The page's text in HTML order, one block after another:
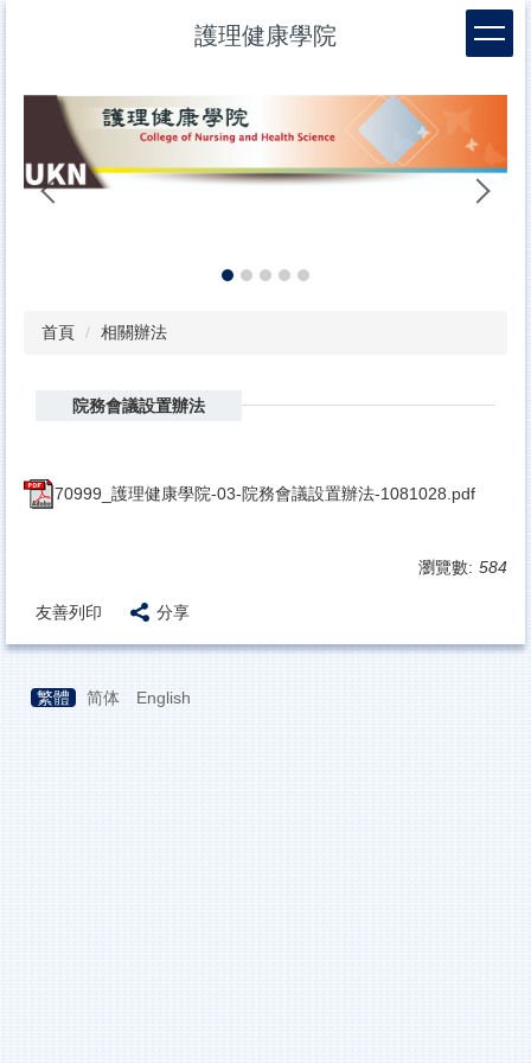
要
區
護理健康學院
首頁 相關辦法
院務會議設置辦法
70999_護理健康學院-03-院務會議設置辦法-1081028.pdf
瀏覽數: 584
友善列印 分享
繁體 简体 English